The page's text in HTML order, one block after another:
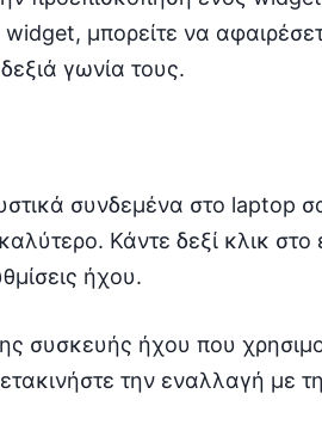
μπορείτε να
γωνία τους.
συνδεμένα στο laptop
Κάντε δεξί κλικ στο
ήχου.
συσκευής ήχου που
την εναλλαγή με